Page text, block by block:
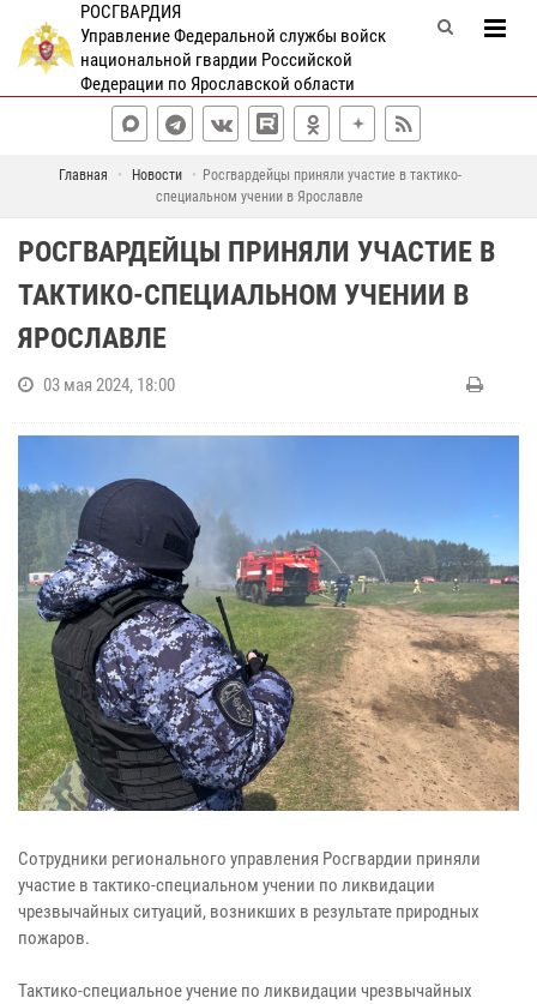
РОСГВАРДИЯ
Управление Федеральной службы войск
национальной гвардии Российской
Федерации по Ярославской области
Главная Новости
Росгвардейцы приняли участие в тактико-
специальном учении в Ярославле
РОСГВАРДЕЙЦЫ ПРИНЯЛИ УЧАСТИЕ В
ТАКТИКО-СПЕЦИАЛЬНОМ УЧЕНИИ В
ЯРОСЛАВЛЕ
03 мая 2024, 18:00
Сотрудники регионального управления Росгвардии приняли
участие в тактико-специальном учении по ликвидации
чрезвычайных ситуаций, возникших в результате природных
пожаров.
Тактико-специальное учение по ликвидации чрезвычайных